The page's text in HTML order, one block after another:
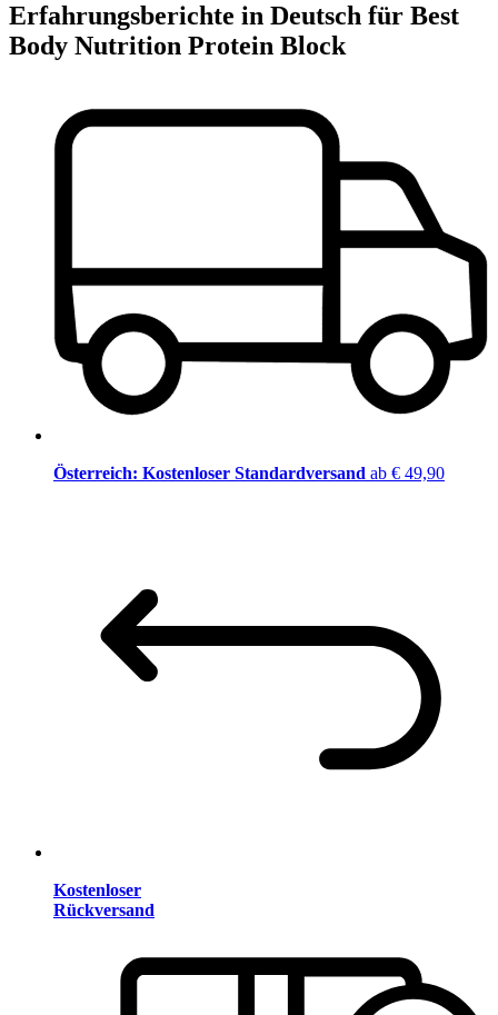
Erfahrungsberichte in Deutsch für Best
Body Nutrition Protein Block
Österreich: Kostenloser Standardversand ab € 49,90
Kostenloser
Rückversand